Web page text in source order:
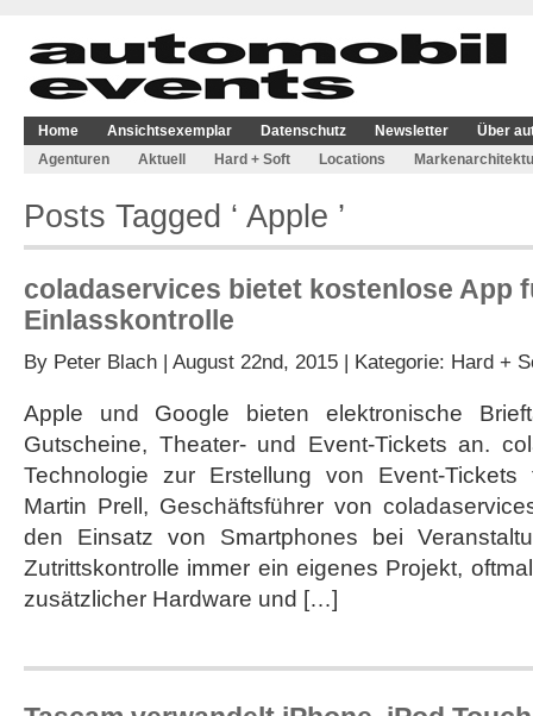
Home Ansichtsexemplar Datenschutz Newsletter
Über
Agenturen
Aktuell Hard + Soft Locations
Posts Tagged ‘ Apple ’
coladaservices bietet kostenlose App
Einlasskontrolle
By Peter Blach | August 22nd, 2015 | Kategorie: Hard +
Apple und Google bieten elektronische
Gutscheine, Theater- und Event-Tickets an.
Technologie zur Erstellung von Event-Tickets
Martin Prell, Geschäftsführer von
den Einsatz von Smartphones bei
Zutrittskontrolle immer ein eigenes Projekt,
zusätzlicher Hardware und […]